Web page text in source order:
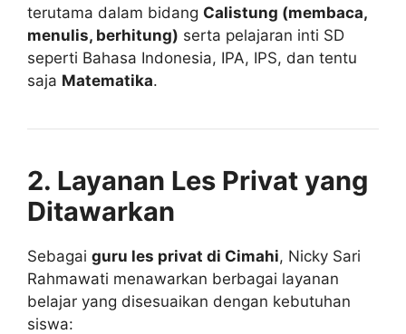
terutama dalam bidang Calistung (membaca,
menulis, berhitung) serta pelajaran inti SD
seperti Bahasa Indonesia, IPA, IPS, dan tentu
saja Matematika.
2. Layanan Les Privat yang
Ditawarkan
Sebagai guru les privat di Cimahi, Nicky Sari
Rahmawati menawarkan berbagai layanan
belajar yang disesuaikan dengan kebutuhan
siswa: